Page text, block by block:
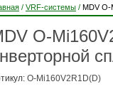
/ VRF-системы / MDV O-
O-
O-Mi160V2R1D(D)